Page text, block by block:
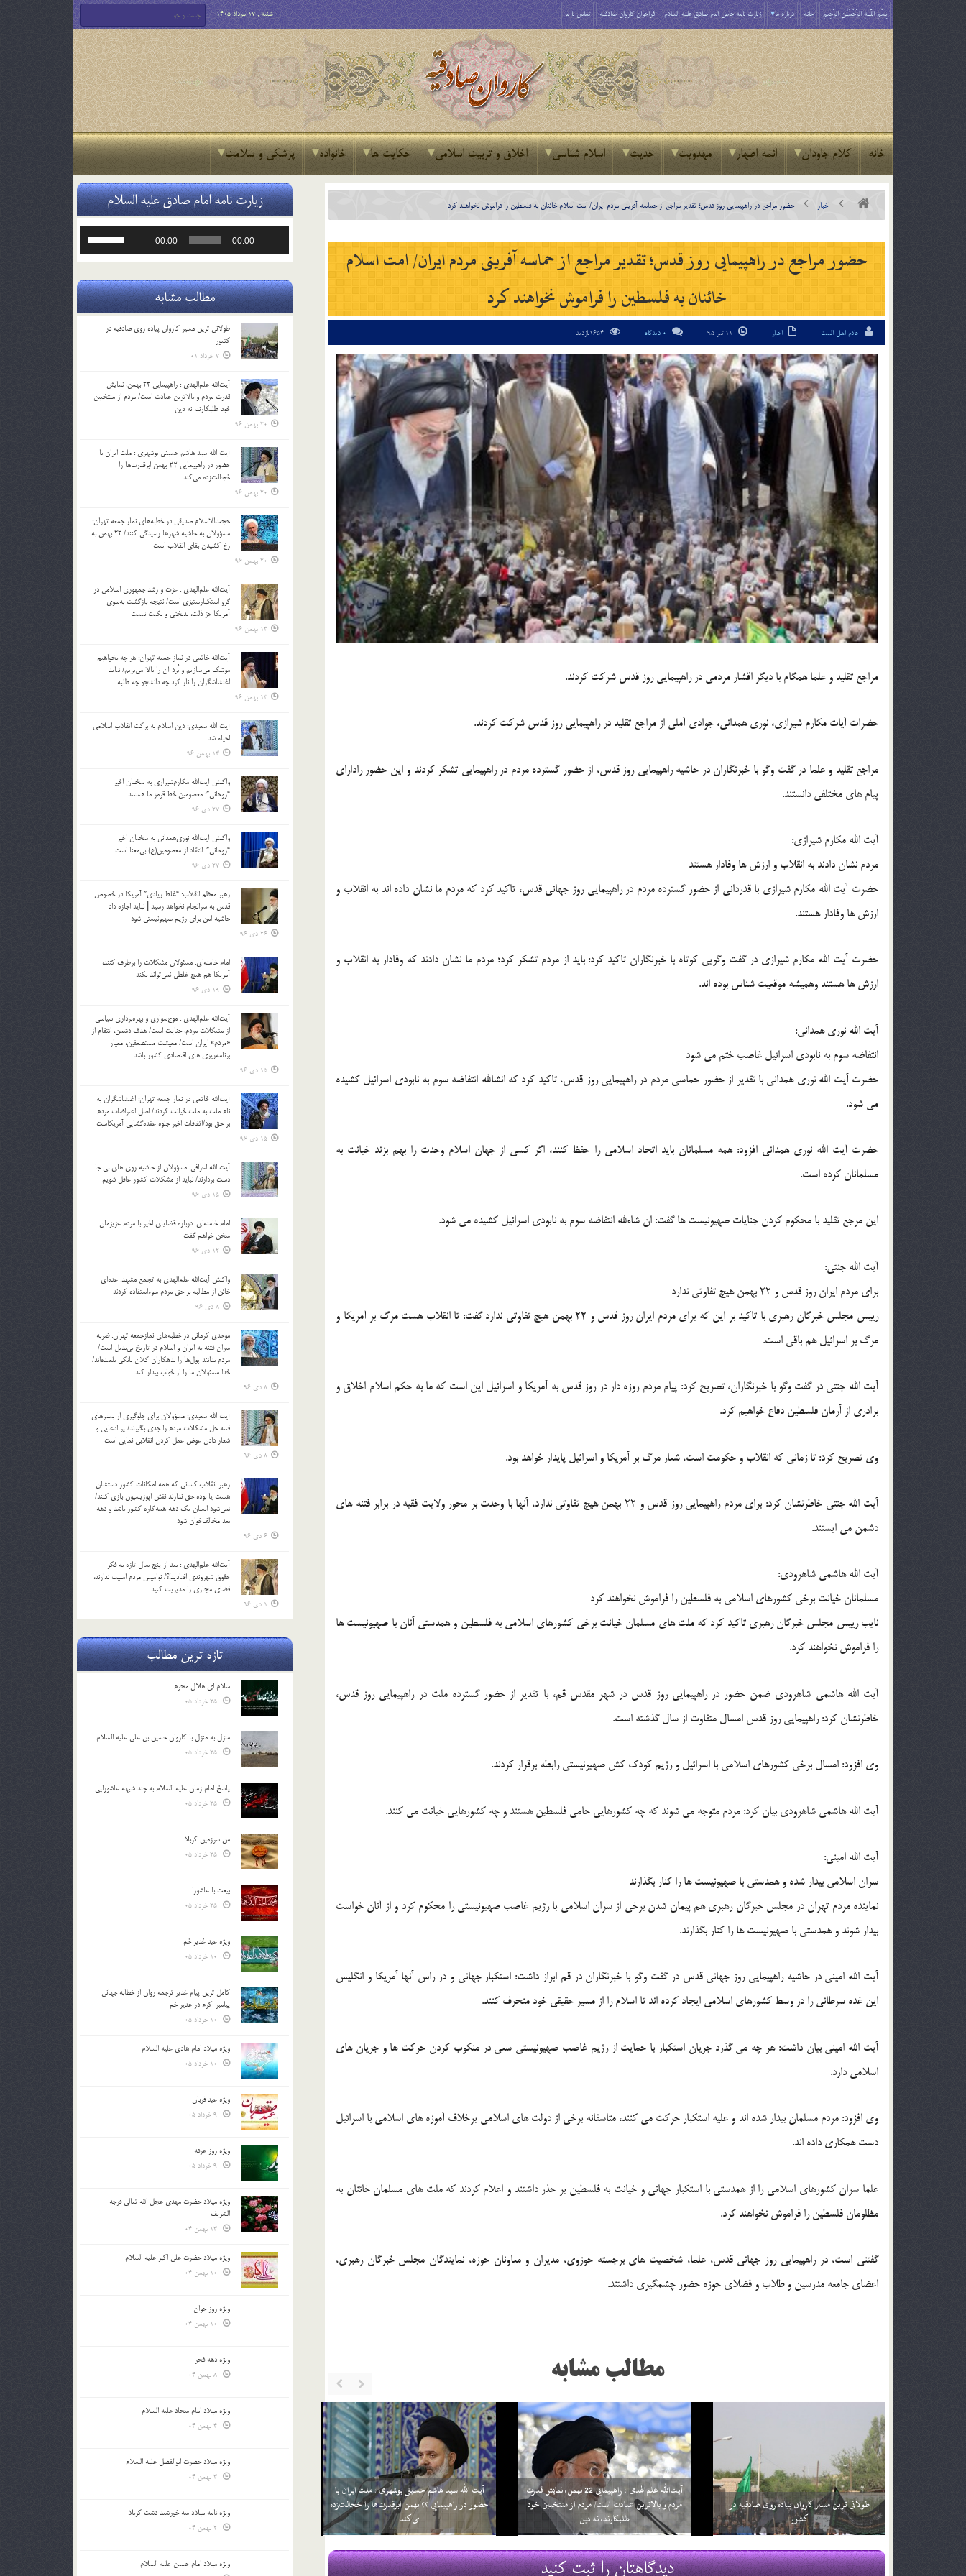
بِسْمِ اللَّـهِ الرَّحْمَـٰنِ الرَّحِيمِ خانه درباره ما زیارت نامه خاص امام صادق علیه السلام فراخوان کاروان صادقیه تماس با ما شنبه , 17 مرداد 1405
خانه کلام جاودان ائمه اطهار مهدویت حدیث اسلام شناسی اخلاق و تربیت اسلامی حکایت ها خانواده پزشکی و سلامت
اخبار حضور مراجع در راهپیمایی روز قدس؛ تقدیر مراجع از حماسه آفرینی مردم ایران/ امت اسلام خائنان به فلسطین را فراموش نخواهند کرد
حضور مراجع در راهپیمایی روز قدس؛ تقدیر مراجع از حماسه آفرینی مردم ایران/ امت اسلام
خائنان به فلسطین را فراموش نخواهند کرد
خادم اهل البیت اخبار 0 دیدگاه
مراجع تقلید و علما همگام با دیگر اقشار مردمی در راهپیمایی روز قدس شرکت کردند.
حضرات آیات مکارم شیرازی، نوری همدانی، جوادی آملی از مراجع تقلید در راهپیمایی روز قدس شرکت کردند.
مراجع تقلید و علما در گفت وگو با خبرنگاران در حاشیه راهپیمایی روز قدس، از حضور گسترده مردم در راهپیمایی تشکر کردند و این حضور رادارای
پیام های مختلفی دانستند.
آیت الله مکارم شیرازی:
مردم نشان دادند به انقلاب و ارزش ها وفادار هستند
حضرت آیت الله مکارم شیرازی با قدردانی از حضور گسترده مردم در راهپیمایی روز جهانی قدس، تاکید کرد که مردم ما نشان داده اند به انقلاب و
ارزش ها وفادار هستند.
حضرت آیت الله مکارم شیرازی در گفت وگویی کوتاه با خبرنگاران تاکید کرد: باید از مردم تشکر کرد؛ مردم ما نشان دادند که وفادار به انقلاب و
ارزش ها هستند وهمیشه موقعیت شناس بوده اند.
آیت الله نوری همدانی:
انتفاضه سوم به نابودی اسرائیل غاصب ختم می شود
حضرت آیت الله نوری همدانی با تقدیر از حضور حماسی مردم در راهپیمایی روز قدس، تاکید کرد که انشالله انتفاضه سوم به نابودی اسرائیل کشیده
می شود.
حضرت آیت الله نوری همدانی افزود: همه مسلمانان باید اتحاد اسلامی را حفظ کنند، اگر کسی از جهان اسلام وحدت را بهم بزند خیانت به
مسلمانان کرده است.
این مرجع تقلید با محکوم کردن جنایات صهیونیست ها گفت: ان شاءلله انتفاضه سوم به نابودی اسرائیل کشیده می شود.
آیت الله جنتی:
برای مردم ایران روز قدس و 22 بهمن هیچ تفاوتی ندارد
رییس مجلس خبرگان رهبری با تاکید بر این که برای مردم ایران روز قدس و 22 بهمن هیچ تفاوتی ندارد گفت: تا انقلاب هست مرگ بر آمریکا و
مرگ بر اسرائیل هم باقی است.
آیت الله جنتی در گفت وگو با خبرنگاران، تصریح کرد: پیام مردم روزه دار در روز قدس به آمریکا و اسرائیل این است که ما به حکم اسلام اخلاق و
برادری از آرمان فلسطین دفاع خواهیم کرد.
وی تصریح کرد: تا زمانی که انقلاب و حکومت است، شعار مرگ بر آمریکا و اسرائیل پایدار خواهد بود.
آیت الله جنتی خاطرنشان کرد: برای مردم راهپیمایی روز قدس و 22 بهمن هیچ تفاوتی ندارد، آنها با وحدت بر محور ولایت فقیه در برابر فتنه های
دشمن می ایستند.
آیت الله هاشمی شاهرودی:
مسلمانان خیانت برخی کشورهای اسلامی به فلسطین را فراموش نخواهند کرد
نایب رییس مجلس خبرگان رهبری تاکید کرد که ملت های مسلمان خیانت برخی کشورهای اسلامی به فلسطین و همدستی آنان با صهیونیست ها
را فراموش نخواهند کرد.
آیت الله هاشمی شاهرودی ضمن حضور در راهپیمایی روز قدس در شهر مقدس قم، با تقدیر از حضور گسترده ملت در راهپیمایی روز قدس،
خاطرنشان کرد: راهپیمایی روز قدس امسال متفاوت از سال گذشته است.
وی افزود: امسال برخی کشورهای اسلامی با اسرائیل و رژیم کودک کش صهیونیستی رابطه برقرار کردند.
آیت الله هاشمی شاهرودی بیان کرد: مردم متوجه می شوند که چه کشورهایی حامی فلسطین هستند و چه کشورهایی خیانت می کنند.
آیت الله امینی:
سران اسلامی بیدار شده و همدستی با صهیونیست ها را کنار بگذارند
نماینده مردم تهران در مجلس خبرگان رهبری هم پیمان شدن برخی از سران اسلامی با رژیم غاصب صهیونیستی را محکوم کرد و از آنان خواست
بیدار شوند و همدستی با صهیونیست ها را کنار بگذارند.
آیت الله امینی در حاشیه راهپیمایی روز جهانی قدس در گفت وگو با خبرنگاران در قم ابراز داشت: استکبار جهانی و در راس آنها آمریکا و انگلیس
این غده سرطانی را در وسط کشورهای اسلامی ایجاد کرده اند تا اسلام را از مسیر حقیقی خود منحرف کنند.
آیت الله امینی بیان داشت: هر چه می گذرد جریان استکبار با حمایت از رژیم غاصب صهیونیستی سعی در منکوب کردن حرکت ها و جریان های
اسلامی دارد.
وی افزود: مردم مسلمان بیدار شده اند و علیه استکبار حرکت می کنند، متاسفانه برخی از دولت های اسلامی برخلاف آموزه های اسلامی با اسرائیل
دست همکاری داده اند.
علما سران کشورهای اسلامی را از همدستی با استکبار جهانی و خیانت به فلسطین بر حذر داشتند و اعلام کردند که ملت های مسلمان خائنان به
مظلومان فلسطین را فراموش نخواهند کرد.
گفتنی است، در راهپیمایی روز جهانی قدس، علما، شخصیت های برجسته حوزوی، مدیران و معاونان حوزه، نمایندگان مجلس خبرگان رهبری،
اعضای جامعه مدرسین و طلاب و فضلای حوزه حضور چشمگیری داشتند.
مطالب مشابه
حجت‌الاسلام صدیقی در خطبه‌های نماز جمعه تهران:
مسؤولان به حاشیه شهرها رسیدگی کنند/ 22 بهمن به
رخ کشیدن بقای انقلاب است
20 بهمن 96
آیت‌الله علم‌الهدی : عزت و رشد جمهوری اسلامی در
گرو استکبارستیزی است/ نتیجه بازگشت به‌سوی
آمریکا جز ذلت، بدبختی و نکبت نیست
13 بهمن 96
آیت‌الله خاتمی در نماز جمعه تهران: هر چه بخواهیم
موشک می‌سازیم و بُرد آن را بالا می‌بریم/ نباید
اغتشاشگران را ناز کرد چه دانشجو چه طلبه
13 بهمن 96
دیدگاهتان را ثبت کنید
زیارت نامه امام صادق علیه السلام
00:00
00:00
یا
صدا
کلیدهای
مطالب مشابه
طولانی ترین مسیر کاروان پیاده روی صادقیه در
کشور
7 خرداد 01
آیت‌الله علم‌الهدی : راهپیمایی 22 بهمن، نمایش
قدرت مردم و بالاترین عبادت است/ مردم از منتخبین
خود طلبکارند، نه دین
20 بهمن 96
آیت الله سید هاشم حسینی بوشهری : ملت ایران با
حضور در راهپیمایی ۲۲ بهمن ابرقدرت‌ها را
خجالت‌زده می‌کند
20 بهمن 96
حجت‌الاسلام صدیقی در خطبه‌های نماز جمعه تهران:
مسؤولان به حاشیه شهرها رسیدگی کنند/ 22 بهمن به
رخ کشیدن بقای انقلاب است
20 بهمن 96
آیت‌الله علم‌الهدی : عزت و رشد جمهوری اسلامی در
گرو استکبارستیزی است/ نتیجه بازگشت به‌سوی
آمریکا جز ذلت، بدبختی و نکبت نیست
13 بهمن 96
آیت‌الله خاتمی در نماز جمعه تهران: هر چه بخواهیم
موشک می‌سازیم و بُرد آن را بالا می‌بریم/ نباید
اغتشاشگران را ناز کرد چه دانشجو چه طلبه
13 بهمن 96
آیت الله سعیدی: دین اسلام به برکت انقلاب اسلامی
احیاء شد
13 بهمن 96
واکنش آیت‌الله مکارم‌شیرازی به سخنان اخیر
“روحانی”: معصومین خط قرمز ما هستند
27 دی 96
واکنش آیت‌الله نوری‌همدانی به سخنان اخیر
“روحانی”: انتقاد از معصومین(ع) بی‌معنا است
27 دی 96
رهبر معظم انقلاب: “غلط زیادی” آمریکا در خصوص
قدس به سرانجام نخواهد رسید | نباید اجازه داد
حاشیه امن برای رژیم صهیونیستی شود
26 دی 96
امام خامنه‌ای: مسئولان مشکلات را برطرف کنند،
آمریکا هم هیچ غلطی نمی‌تواند بکند
19 دی 96
آیت‌الله علم‌الهدی : موج‌سواری و بهره‌برداری سیاسی
از مشکلات مردم، جنایت است/ هدف دشمن، انتقام از
«مردم» ایران است/ معیشت مستضعفین، معیار
برنامه‌ریزی های اقتصادی کشور باشد
15 دی 96
آیت‌الله خاتمی در نماز جمعه تهران: اغتشاشگران به
نام ملت به ملت خیانت کردند/ اصل اعتراضات مردم
بر حق بود/اتفاقات اخیر جلوه عقده‌گشایی آمریکاست
15 دی 96
آیت الله اعرافی: مسؤولان از حاشیه روی های بی جا
دست بردارند/ نباید از مشکلات کشور غافل شویم
15 دی 96
امام خامنه‌ای: درباره قضایای اخیر با مردم عزیزمان
سخن خواهم گفت
12 دی 96
واکنش آیت‌الله علم‌الهدی به تجمع مشهد: عده‌ای
خائن از مطالبه بر حق مردم سوءاستفاده کردند
8 دی 96
موحدی کرمانی در خطبه‌های نمازجمعه تهران: ضربه‌
سران فتنه به ایران و اسلام در تاریخ بی‌بدیل است/
مردم بدانند پول‌ها را بدهکاران کلان بانکی بلعیده‌اند/
خدا مسئولان ما را از خواب بیدار کند
8 دی 96
آیت الله سعیدی: مسؤولان برای جلوگیری از بسترهای
فتنه حل مشکلات مردم را جدی بگیرند/ پر ادعایی و
شعار دادن عوض عمل کردن انقلابی نمایی است
8 دی 96
رهبر انقلاب:کسانی که همه امکانات کشور دستشان
هست یا بوده حق ندارند نقش اپوزیسیون بازی کنند/
نمی‌شود انسان یک‌ دهه همه‌کاره کشور باشد و دهه
بعد مخالف‌خوان شود
6 دی 96
آیت‌الله علم‌الهدی : بعد از پنج سال تازه به فکر
حقوق شهروندی افتادید!؟/ نوامیس مردم امنیت ندارند،
فضای مجازی را مدیریت کنید
1 دی 96
تازه ترین مطالب
سلام ای هلال محرم
منزل به منزل با کاروان حسین بن علی علیه السلام
پاسخ امام زمان علیه السلام به چند شبهه عاشورایی
من سرزمین کربلا
بیعت با عاشورا
ویژه عید غدیر خم
کامل ترین پیام غدیر ترجمه روان از خطابه جهانی
پیامبر اکرم در غدیر خم
ویژه میلاد امام هادی علیه السلام
ویژه عید قربان
ویژه روز عرفه
ویژه میلاد حضرت مهدی عجل الله تعالی فرجه
الشريف
ویژه میلاد حضرت علی اکبر علیه السلام
ویژه روز جوان
ویژه دهه فجر
ویژه میلاد امام سجاد علیه السلام
ویژه میلاد حضرت ابوالفضل علیه السلام
ویژه نامه میلاد سه خورشید دشت کربلا
ویژه میلاد امام حسین علیه السلام